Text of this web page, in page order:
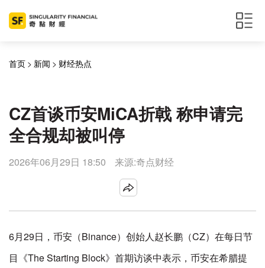
首页 > 新闻 > 财经热点
CZ首谈币安MiCA折戟 称申请完
全合规却被叫停
2026年06月29日 18:50 来源:奇点财经
6月29日，币安（Binance）创始人赵长鹏（CZ）在每日节
目《The Starting Block》首期访谈中表示，币安在希腊提